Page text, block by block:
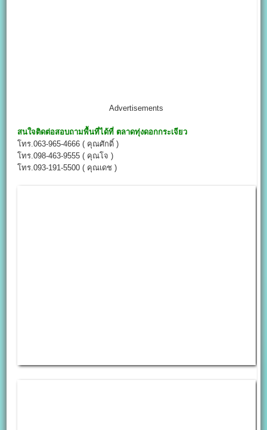
Advertisements
สนใจติดต่อสอบถามพื้นที่ได้ที่ ตลาดทุ่งดอกกระเจียว
โทร.063-965-4666 ( คุณศักดิ์ )
โทร.098-463-9555 ( คุณโจ )
โทร.093-191-5500 ( คุณเดช )